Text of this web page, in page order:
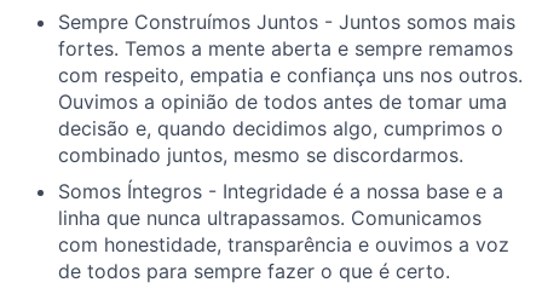
Sempre Construímos Juntos - Juntos somos mais
fortes. Temos a mente aberta e sempre remamos
com respeito, empatia e confiança uns nos outros.
Ouvimos a opinião de todos antes de tomar uma
decisão e, quando decidimos algo, cumprimos o
combinado juntos, mesmo se discordarmos.
Somos Íntegros - Integridade é a nossa base e a
linha que nunca ultrapassamos. Comunicamos
com honestidade, transparência e ouvimos a voz
de todos para sempre fazer o que é certo.